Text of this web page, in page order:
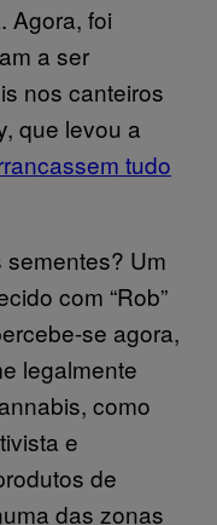
Agora, foi
a ser
nos canteiros
que levou a
tudo
Um
com “Rob”
se agora,
legalmente
como
e
de
das zonas